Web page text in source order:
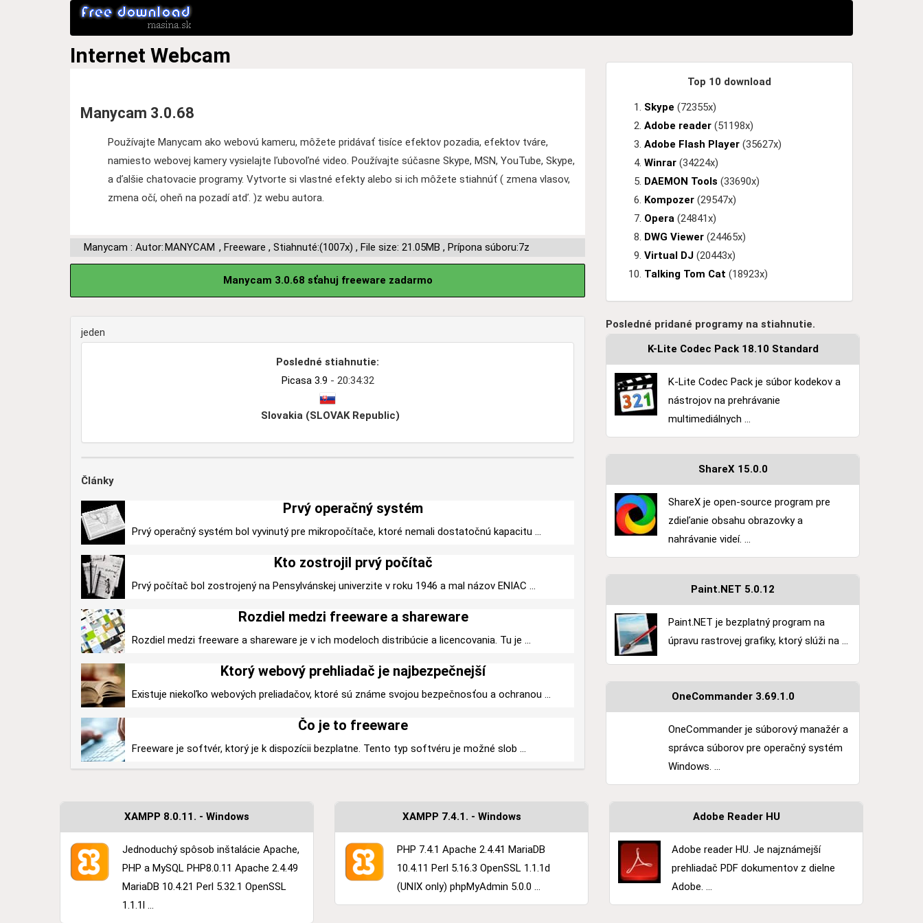
Internet Webcam
Manycam 3.0.68
Používajte Manycam ako webovú kameru, môžete pridávať tisíce efektov pozadia, efektov tváre,
namiesto webovej kamery vysielajte ľubovoľné video. Používajte súčasne Skype, MSN, YouTube, Skype,
a ďalšie chatovacie programy. Vytvorte si vlastné efekty alebo si ich môžete stiahnúť ( zmena vlasov,
zmena očí, oheň na pozadí atď. )z webu autora.
Manycam : Autor:MANYCAM , Freeware , Stiahnuté:(1007x) , File size: 21.05MB , Prípona súboru:7z
Manycam 3.0.68 sťahuj freeware zadarmo
jeden
Posledné stiahnutie:
Picasa 3.9 - 20:34:32
Slovakia (SLOVAK Republic)
Články
Prvý operačný systém
Prvý operačný systém bol vyvinutý pre mikropočítače, ktoré nemali dostatočnú kapacitu ...
Kto zostrojil prvý počítač
Prvý počítač bol zostrojený na Pensylvánskej univerzite v roku 1946 a mal názov ENIAC ...
Rozdiel medzi freeware a shareware
Rozdiel medzi freeware a shareware je v ich modeloch distribúcie a licencovania. Tu je ...
Ktorý webový prehliadač je najbezpečnejší
Existuje niekoľko webových preliadačov, ktoré sú známe svojou bezpečnosťou a ochranou ...
Čo je to freeware
Freeware je softvér, ktorý je k dispozícii bezplatne. Tento typ softvéru je možné slob ...
Top 10 download
Skype (72355x)
Adobe reader (51198x)
Adobe Flash Player (35627x)
Winrar (34224x)
DAEMON Tools (33690x)
Kompozer (29547x)
Opera (24841x)
DWG Viewer (24465x)
Virtual DJ (20443x)
Talking Tom Cat (18923x)
Posledné pridané programy na stiahnutie.
K-Lite Codec Pack 18.10 Standard
K-Lite Codec Pack je súbor kodekov a
nástrojov na prehrávanie
multimediálnych ...
ShareX 15.0.0
ShareX je open-source program pre
zdieľanie obsahu obrazovky a
nahrávanie videí. ...
Paint.NET 5.0.12
Paint.NET je bezplatný program na
úpravu rastrovej grafiky, ktorý slúži na ...
OneCommander 3.69.1.0
OneCommander je súborový manažér a
správca súborov pre operačný systém
Windows. ...
XAMPP 8.0.11. - Windows
Jednoduchý spôsob inštalácie Apache,
PHP a MySQL PHP8.0.11 Apache 2.4.49
MariaDB 10.4.21 Perl 5.32.1 OpenSSL
1.1.1l ...
XAMPP 7.4.1. - Windows
PHP 7.4.1 Apache 2.4.41 MariaDB
10.4.11 Perl 5.16.3 OpenSSL 1.1.1d
(UNIX only) phpMyAdmin 5.0.0 ...
Adobe Reader HU
Adobe reader HU. Je najznámejší
prehliadač PDF dokumentov z dielne
Adobe. ...